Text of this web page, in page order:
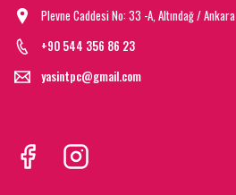
Plevne Caddesi No: 33 -A, Altındağ / Ankara
+90 544 356 86 23
yasintpc@gmail.com